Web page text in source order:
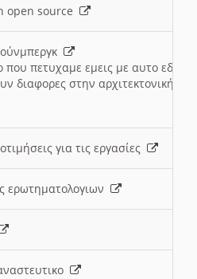
open source
που πετυχαμε εμεις με αυτο εδω
διαφορες στην αρχιτεκτονική
για τις εργασίες
ερωτηματολογιων